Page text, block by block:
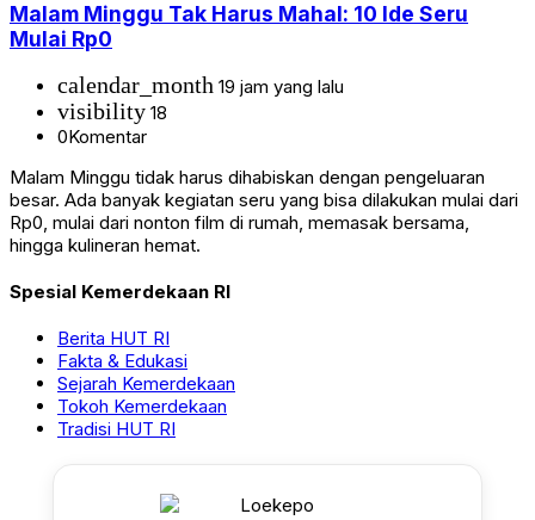
Malam Minggu Tak Harus Mahal: 10 Ide Seru
Mulai Rp0
calendar_month 19 jam yang lalu
visibility 18
0Komentar
Malam Minggu tidak harus dihabiskan dengan pengeluaran
besar. Ada banyak kegiatan seru yang bisa dilakukan mulai dari
Rp0, mulai dari nonton film di rumah, memasak bersama,
hingga kulineran hemat.
Spesial Kemerdekaan RI
Berita HUT RI
Fakta & Edukasi
Sejarah Kemerdekaan
Tokoh Kemerdekaan
Tradisi HUT RI